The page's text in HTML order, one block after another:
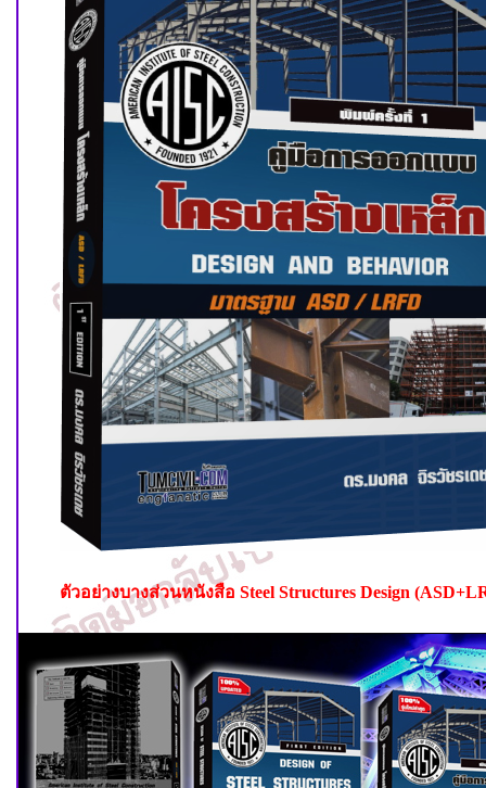
ตัวอย่างบางส่วนหนังสือ Steel Structures Design